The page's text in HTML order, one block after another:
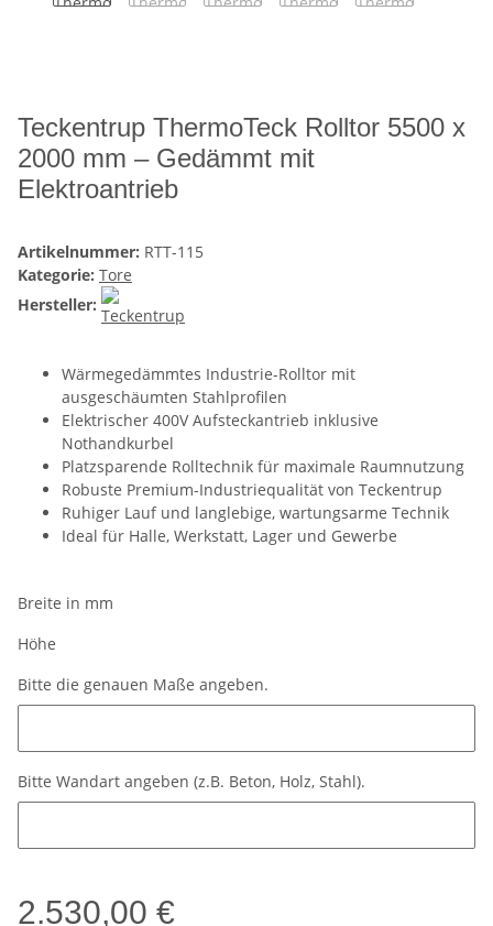
Teckentrup ThermoTeck Rolltor 5500 x
2000 mm – Gedämmt mit
Elektroantrieb
Artikelnummer: RTT-115
Kategorie: Tore
Hersteller:
Wärmegedämmtes Industrie-Rolltor mit
ausgeschäumten Stahlprofilen
Elektrischer 400V Aufsteckantrieb inklusive
Nothandkurbel
Platzsparende Rolltechnik für maximale Raumnutzung
Robuste Premium-Industriequalität von Teckentrup
Ruhiger Lauf und langlebige, wartungsarme Technik
Ideal für Halle, Werkstatt, Lager und Gewerbe
Breite in mm
Höhe
Bitte die genauen Maße angeben.
Bitte Wandart angeben (z.B. Beton, Holz, Stahl).
2.530,00 €